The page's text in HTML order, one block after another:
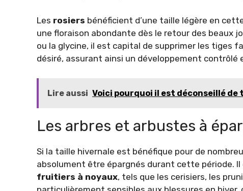
Les rosiers bénéficient d’une taille légère en
une floraison abondante dès le retour des beaux
ou la glycine, il est capital de supprimer les tiges
désiré, assurant ainsi un développement contrôlé
Lire aussi Voici pourquoi il est déconseillé de
Les arbres et arbustes à
Si la taille hivernale est bénéfique pour de
absolument être épargnés durant cette période.
fruitiers à noyaux, tels que les cerisiers, les